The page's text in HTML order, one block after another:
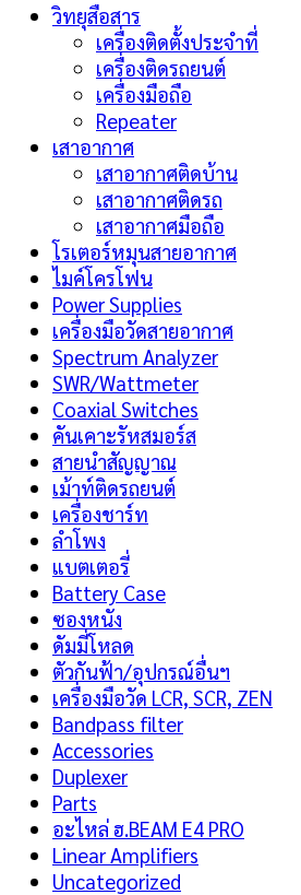
วิทยุสือสาร
เครื่องติดตั้งประจำที่
เครื่องติดรถยนต์
เครื่องมือถือ
Repeater
เสาอากาศ
เสาอากาศติดบ้าน
เสาอากาศติดรถ
เสาอากาศมือถือ
โรเตอร์หมุนสายอากาศ
ไมค์โครโฟน
Power Supplies
เครื่องมือวัดสายอากาศ
Spectrum Analyzer
SWR/Wattmeter
Coaxial Switches
คันเคาะรัหสมอร์ส
สายนำสัญญาณ
เม้าท์ติดรถยนต์
เครื่องชาร์ท
ลำโพง
แบตเตอรี่
Battery Case
ซองหนัง
ดัมมี่โหลด
ตัวกันฟ้า/อุปกรณ์อื่นฯ
เครื่องมือวัด LCR, SCR, ZEN
Bandpass filter
Accessories
Duplexer
Parts
อะไหล่ ฮ.BEAM E4 PRO
Linear Amplifiers
Uncategorized